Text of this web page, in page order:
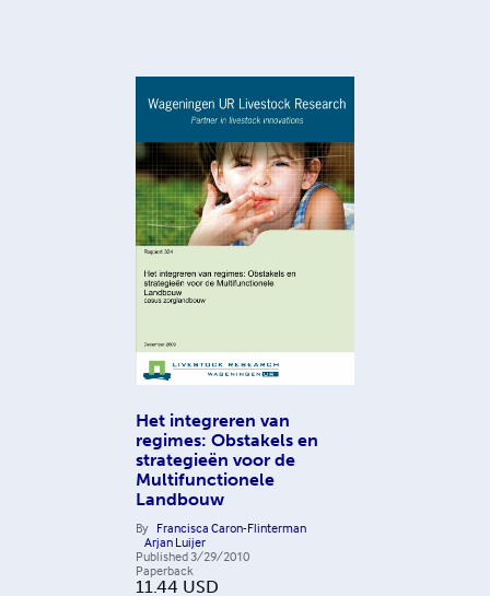
Het integreren van
regimes: Obstakels en
strategieën voor de
Multifunctionele
Landbouw
By Francisca Caron-Flinterman
Arjan Luijer
Published3/29/2010
Paperback
11.44 USD